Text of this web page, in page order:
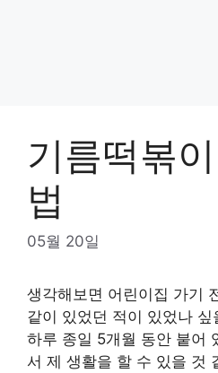
기름떡볶
법
05월 20일
생각해보면 어린이집 가기
같이 있었던 적이 있었나
하루 종일 5개월 동안 붙어
서 제 생활을 할 수 있을 것